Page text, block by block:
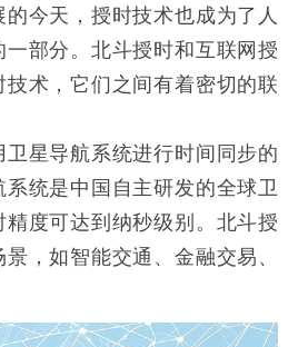
今天，授时技术也成为了人
部分。北斗授时和互联网授
术，它们之间有着密切的联
星导航系统进行时间同步的
统是中国自主研发的全球卫
度可达到纳秒级别。北斗授
，如智能交通、金融交易、